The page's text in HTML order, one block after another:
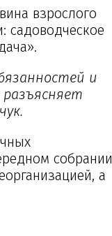
взрослого
садоводческое
и
собрании
а